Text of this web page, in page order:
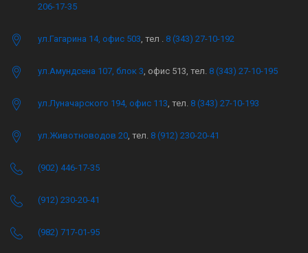
206-17-35
ул.Гагарина 14, офис 503 , тел . 8 (343) 27-10-192
ул.Амундсена 107, блок 3 , офис 513, тел. 8 (343) 27-10-195
ул.Луначарского 194, офис 113 , тел. 8 (343) 27-10-193
ул.Животноводов 20 , тел. 8 (912) 230-20-41
(902) 446-17-35
(912) 230-20-41
(982) 717-01-95